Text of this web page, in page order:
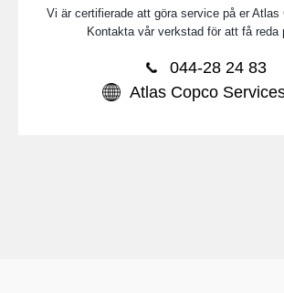
Vi är certifierade att göra service på er Atlas
Kontakta vår verkstad för att få reda
044-28 24 83
Atlas Copco